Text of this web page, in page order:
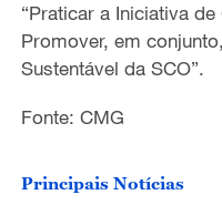
“Praticar a Iniciativa
Promover, em
Sustentável da SCO”.
Fonte: CMG
Principais Notícias